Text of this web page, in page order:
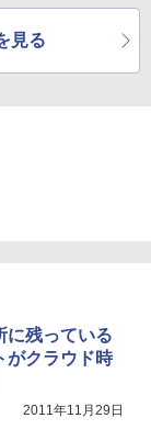
純哉氏に聞く
見る
に残っている
がクラウド時
2011年11月29日